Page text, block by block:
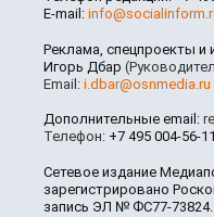
E-mail:
Реклама, спецпроекты и
Игорь Дбар
Email: i.dbar@osnmedia.ru
Дополнительные email:
Телефон: +7 495 004-56-11
Сетевое издание
зарегистрировано
запись ЭЛ № ФС77-73824.